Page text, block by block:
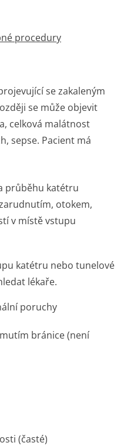
procedury
se zakaleným
se může objevit
celková malátnost
sepse. Pacient má
průběhu katétru
otokem,
v místě vstupu
katétru nebo tunelové
lékaře.
poruchy
bránice (není
(časté)